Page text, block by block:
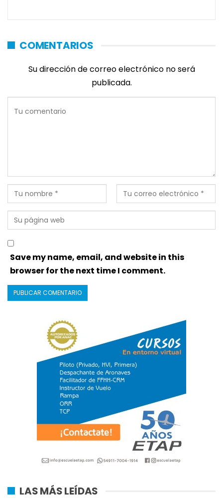
COMENTARIOS
Su dirección de correo electrónico no será
publicada.
Save my name, email, and website in this
browser for the next time I comment.
LAS MÁS LEÍDAS